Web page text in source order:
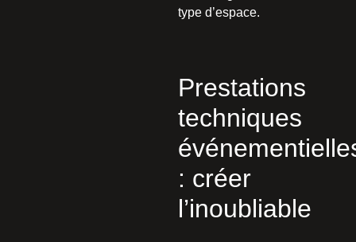
type d’espace.
Prestations
techniques
: créer
l’inoubliable